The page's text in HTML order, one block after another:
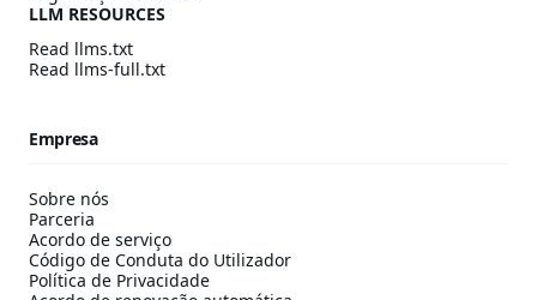
LLM RESOURCES
Read llms.txt
Read llms-full.txt
Empresa
Sobre nós
Parceria
Acordo de serviço
Código de Conduta do Utilizador
Política de Privacidade